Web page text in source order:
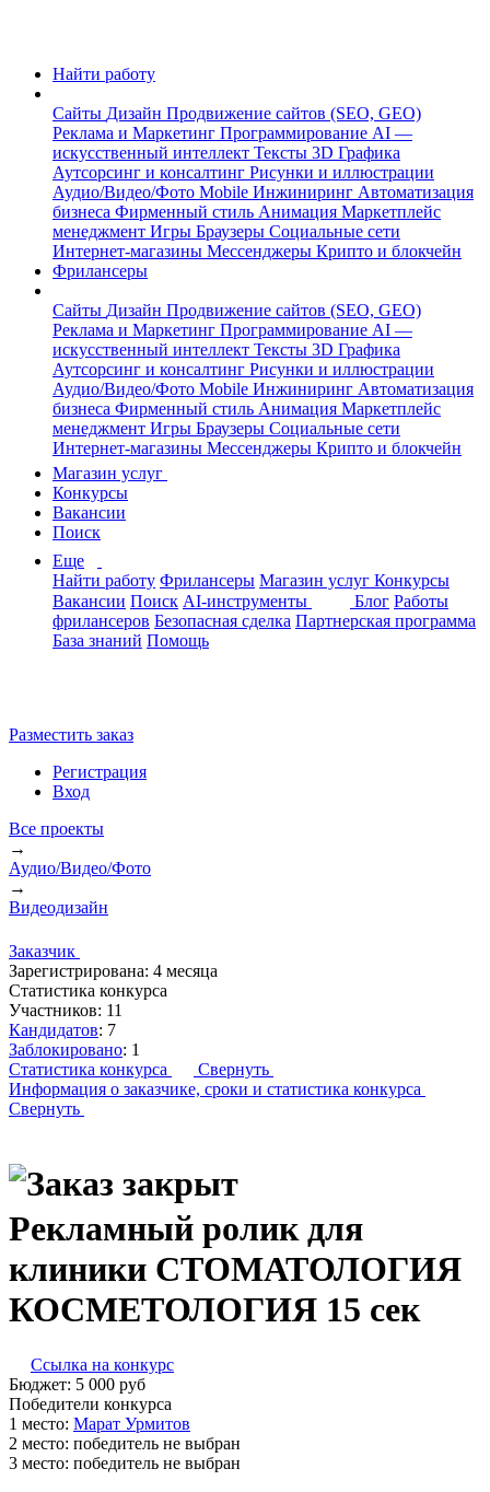
Найти работу
Сайты Дизайн Продвижение сайтов (SEO, GEO)
Реклама и Маркетинг Программирование AI —
искусственный интеллект Тексты 3D Графика
Аутсорсинг и консалтинг Рисунки и иллюстрации
Аудио/Видео/Фото Mobile Инжиниринг Автоматизация
бизнеса Фирменный стиль Анимация Маркетплейс
менеджмент Игры Браузеры Социальные сети
Интернет-магазины Мессенджеры Крипто и блокчейн
Фрилансеры
Сайты Дизайн Продвижение сайтов (SEO, GEO)
Реклама и Маркетинг Программирование AI —
искусственный интеллект Тексты 3D Графика
Аутсорсинг и консалтинг Рисунки и иллюстрации
Аудио/Видео/Фото Mobile Инжиниринг Автоматизация
бизнеса Фирменный стиль Анимация Маркетплейс
менеджмент Игры Браузеры Социальные сети
Интернет-магазины Мессенджеры Крипто и блокчейн
Магазин услуг
Конкурсы
Вакансии
Поиск
Еще
Найти работу Фрилансеры Магазин услуг Конкурсы
Вакансии Поиск AI-инструменты Блог Работы
фрилансеров Безопасная сделка Партнерская программа
База знаний Помощь
Разместить заказ
Регистрация
Вход
Все проекты
→
Аудио/Видео/Фото
→
Видеодизайн
Заказчик
Зарегистрирована: 4 месяца
Статистика конкурса
Участников: 11
Кандидатов: 7
Заблокировано: 1
Статистика конкурса
Свернуть
Информация о заказчике, сроки и статистика конкурса
Свернуть
Рекламный ролик для
клиники СТОМАТОЛОГИЯ
КОСМЕТОЛОГИЯ 15 сек
Ссылка на конкурс
Бюджет: 5 000 руб
Победители конкурса
1 место: Ма­рат Ур­ми­тов
2 место: победитель не выбран
3 место: победитель не выбран